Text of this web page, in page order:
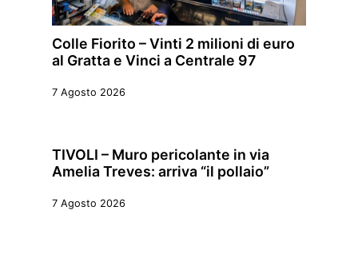
Colle Fiorito – Vinti 2 milioni di euro
al Gratta e Vinci a Centrale 97
7 Agosto 2026
TIVOLI – Muro pericolante in via
Amelia Treves: arriva “il pollaio”
7 Agosto 2026